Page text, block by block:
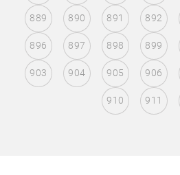
889 890 891 892
896 897 898 899
903 904 905 906
910 911